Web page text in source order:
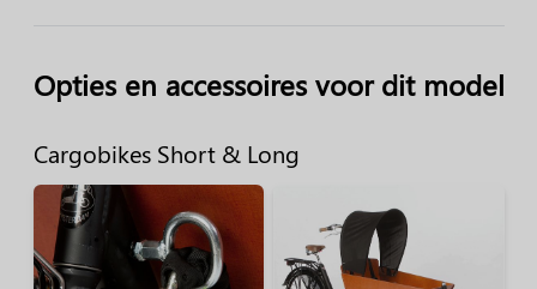
Opties en accessoires voor dit model
Cargobikes Short & Long